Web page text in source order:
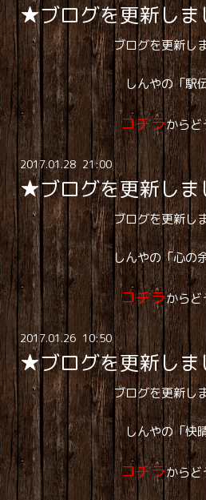
★ブログを更新しま
ブログを更新し
しんやの「駅
コチラからど
2017.01.28 21:00
★ブログを更新しま
ブログを更新し
しんやの「心の
コチラからど
2017.01.26 10:50
★ブログを更新しま
ブログを更新し
しんやの「快
コチラからど